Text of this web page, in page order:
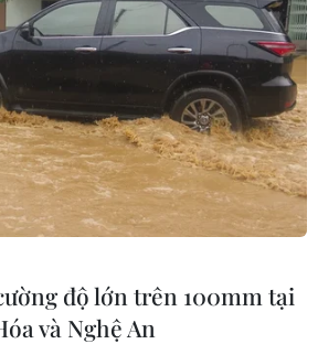
độ lớn trên 100mm tại
và Nghệ An